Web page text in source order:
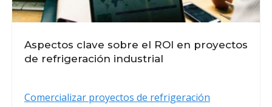
Aspectos clave sobre el ROI en proyectos
de refrigeración industrial
Comercializar proyectos de refrigeración